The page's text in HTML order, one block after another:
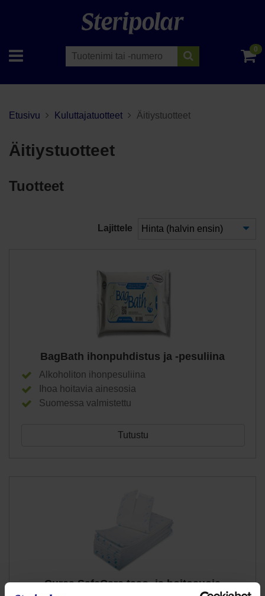
0
Etusivu Kuluttajatuotteet Äitiystuotteet
Äitiystuotteet
Tuotteet
Lajittele
BagBath ihonpuhdistus ja -pesuliina
Alkoholiton ihonpesuliina
Ihoa hoitavia ainesosia
Suomessa valmistettu
Tutustu
Curea SafeCare taso- ja hoitosuoja